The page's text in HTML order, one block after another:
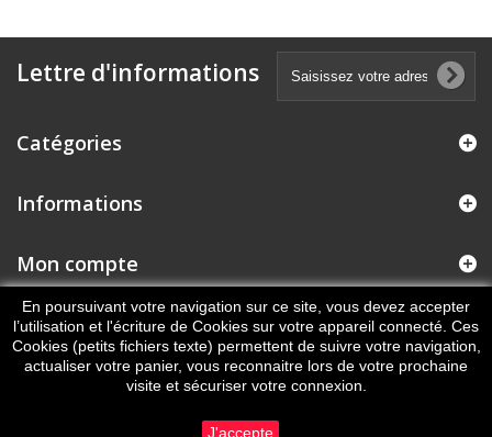
Lettre d'informations
Catégories
Informations
Mon compte
Informations sur votre boutique
En poursuivant votre navigation sur ce site, vous devez accepter
l’utilisation et l'écriture de Cookies sur votre appareil connecté. Ces
Cookies (petits fichiers texte) permettent de suivre votre navigation,
actualiser votre panier, vous reconnaitre lors de votre prochaine
visite et sécuriser votre connexion.
J'accepte